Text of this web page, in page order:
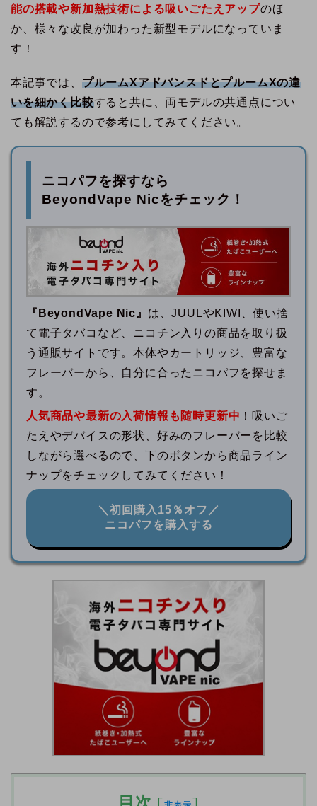
能の搭載や新加熱技術による吸いごたえアップのほ
か、様々な改良が加わった新型モデルになっていま
す！
本記事では、 プルームXアドバンスドとプルームXの違
いを細かく比較すると共に、両モデルの共通点につい
ても解説するので参考にしてみてください。
ニコパフを探すなら
BeyondVape Nicをチェック！
『BeyondVape Nic』 は、JUULやKIWI、使い捨
て電子タバコなど、ニコチン入りの商品を取り扱
う通販サイトです。本体やカートリッジ、豊富な
フレーバーから、自分に合ったニコパフを探せま
す。
人気商品や最新の入荷情報も随時更新中 ！吸いご
たえやデバイスの形状、好みのフレーバーを比較
しながら選べるので、下のボタンから商品ライン
ナップをチェックしてみてください！
＼初回購入15％オフ／
ニコパフを購入する
目次 [ ]